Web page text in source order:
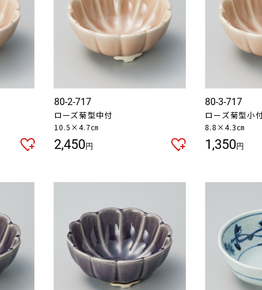
80-2-717
ローズ菊型中付
10.5×4.7㎝
2,450円
80-3-717
ローズ菊型小
8.8×4.3㎝
1,350円